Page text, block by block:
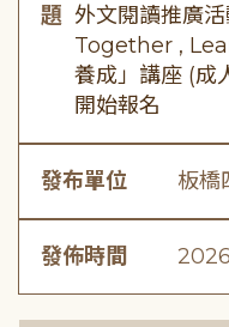
題 外文閱讀推廣
Together ,
養成」講座 (成
開始報名
發布單位 板橋
發佈時間